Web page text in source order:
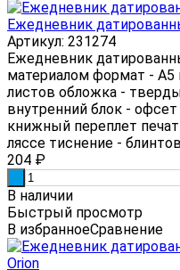
Ежедневник
Артикул: 231274
Ежедневник
материалом формат - А5
листов обложка -
внутренний блок -
книжный переплет
ляссе тиснение -
204 ₽
В наличии
Быстрый просмотр
В избранноеСравнение